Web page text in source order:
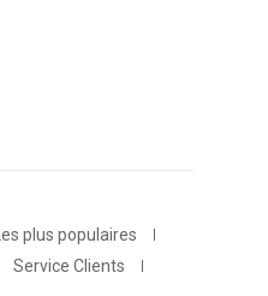
Les plus populaires
Service Clients